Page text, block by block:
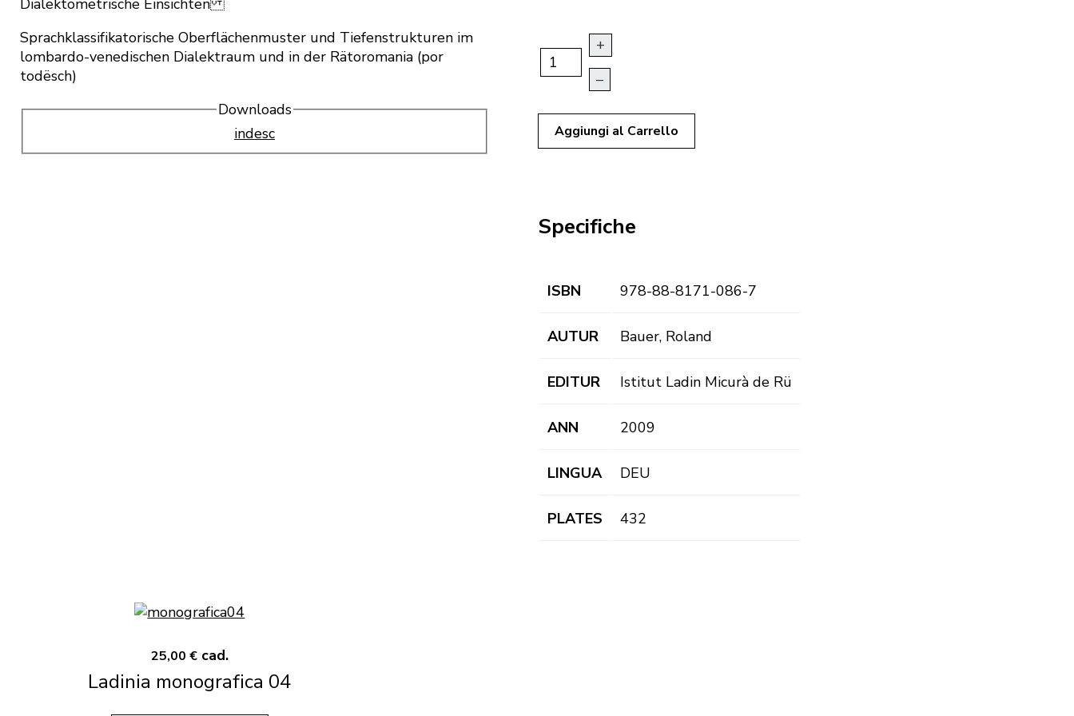
Dialektometrische Einsichten
Sprachklassifikatorische Oberflächenmuster und Tiefenstrukturen im
lombardo-venedischen Dialektraum und in der Rätoromania (por
todësch)
Downloads
indesc
+
–
Aggiungi al Carrello
Specifiche
ISBN 978-88-8171-086-7
AUTUR Bauer, Roland
EDITUR Istitut Ladin Micurà de Rü
ANN 2009
LINGUA DEU
PLATES 432
25,00 € cad.
Ladinia monografica 04